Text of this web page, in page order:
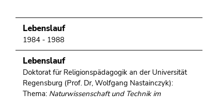
(Zugriffstaste
Zu
den
Zusatzinformationen
(Zugriffstaste
Lebenslauf
1984 - 1988
Lebenslauf
Doktorat für Religionspädagogik an der Universität
Regensburg (Prof. Dr, Wolfgang Nastainczyk):
Thema: Naturwissenschaft und Technik im